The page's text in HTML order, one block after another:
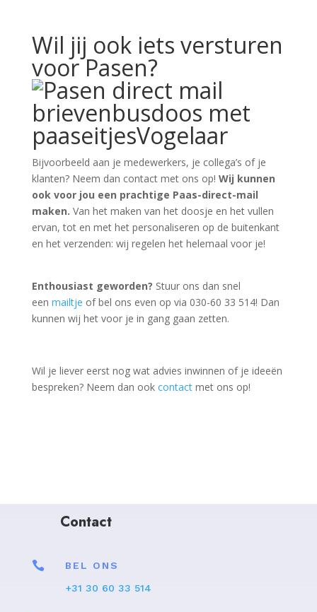
Wil jij ook iets versturen
voor Pasen?
Bijvoorbeeld aan je medewerkers, je collega’s of je
klanten? Neem dan contact met ons op! Wij kunnen
ook voor jou een prachtige Paas-direct-mail
maken. Van het maken van het doosje en het vullen
ervan, tot en met het personaliseren op de buitenkant
en het verzenden: wij regelen het helemaal voor je!
Enthousiast geworden? Stuur ons dan snel
een mailtje of bel ons even op via 030-60 33 514! Dan
kunnen wij het voor je in gang gaan zetten.
Wil je liever eerst nog wat advies inwinnen of je ideeën
bespreken? Neem dan ook contactmet ons op!
Contact

BEL ONS
+31 30 60 33 514